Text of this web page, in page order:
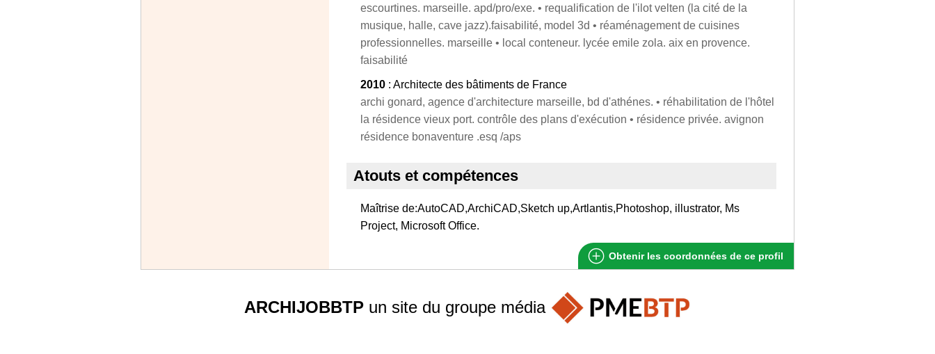
escourtines. marseille. apd/pro/exe. • requalification de l'ilot velten (la cité de la
musique, halle, cave jazz).faisabilité, model 3d • réaménagement de cuisines
professionnelles. marseille • local conteneur. lycée emile zola. aix en provence.
faisabilité
2010 : Architecte des bâtiments de France
archi gonard, agence d'architecture marseille, bd d'athénes. • réhabilitation de l'hôtel
la résidence vieux port. contrôle des plans d'exécution • résidence privée. avignon
résidence bonaventure .esq /aps
Atouts et compétences
Maîtrise de:AutoCAD,ArchiCAD,Sketch up,Artlantis,Photoshop, illustrator, Ms
Project, Microsoft Office.
Obtenir les coordonnées de ce profil
ARCHIJOBBTPun site du groupe média